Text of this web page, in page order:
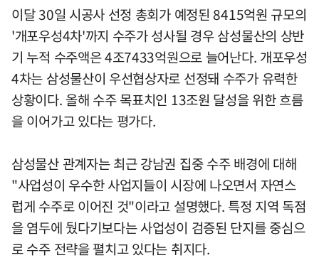
이달 30일 시공사 선정 총회가 예정된 8415억원 규모의
'개포우성4차'까지 수주가 성사될 경우 삼성물산의 상반
기 누적 수주액은 4조7433억원으로 늘어난다. 개포우성
4차는 삼성물산이 우선협상자로 선정돼 수주가 유력한
상황이다. 올해 수주 목표치인 13조원 달성을 위한 흐름
을 이어가고 있다는 평가다.
삼성물산 관계자는 최근 강남권 집중 수주 배경에 대해
"사업성이 우수한 사업지들이 시장에 나오면서 자연스
럽게 수주로 이어진 것"이라고 설명했다. 특정 지역 독점
을 염두에 뒀다기보다는 사업성이 검증된 단지를 중심으
로 수주 전략을 펼치고 있다는 취지다.